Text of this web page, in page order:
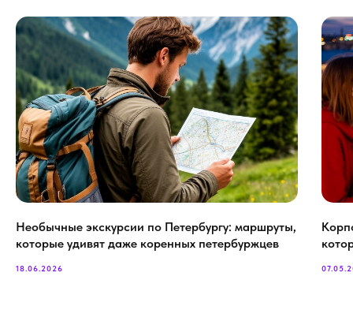
Необычные экскурсии по Петербургу: маршруты,
которые удивят даже коренных петербуржцев
18.06.2026